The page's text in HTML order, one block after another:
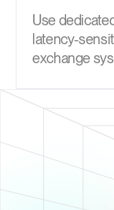
Use
latency-
exchange